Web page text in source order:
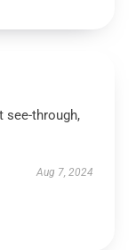
through,
Aug 7, 2024